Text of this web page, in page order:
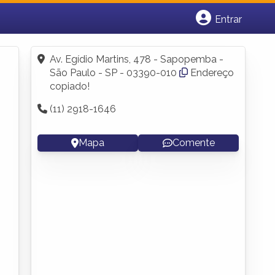
Entrar
Fazer login
Criar conta
Av. Egídio Martins, 478 - Sapopemba -
São Paulo - SP - 03390-010
Endereço
copiado!
(11) 2918-1646
Mapa Comente